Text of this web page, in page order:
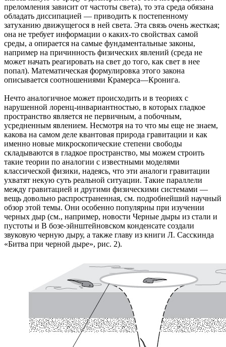
преломления зависит от частоты света), то эта среда обязана
обладать диссипацией — приводить к постепенному
затуханию движущегося в ней света. Эта связь очень жесткая;
она не требует информации о каких-то свойствах самой
среды, а опирается на самые фундаментальные законы,
например на причинность физических явлений (среда не
может начать реагировать на свет до того, как свет в нее
попал). Математическая формулировка этого закона
описывается соотношениями Крамерса—Кронига.
Нечто аналогичное может происходить и в теориях с
нарушенной лоренц-инвариантностью, в которых гладкое
пространство является не первичным, а побочным,
усредненным явлением. Несмотря на то что мы еще не знаем,
какова на самом деле квантовая природа гравитации и как
именно новые микроскопические степени свободы
складываются в гладкое пространство, мы можем строить
такие теории по аналогии с известными моделями
классической физики, надеясь, что эти аналоги гравитации
ухватят некую суть реальной ситуации. Такие параллели
между гравитацией и другими физическими системами —
вещь довольно распространенная, см. подробнейший научный
обзор этой темы. Они особенно популярны при изучении
черных дыр (см., например, новости Черные дыры из стали и
пустоты и В бозе-эйнштейновском конденсате создали
звуковую черную дыру, а также главу из книги Л. Сасскинда
«Битва при черной дыре», рис. 2).